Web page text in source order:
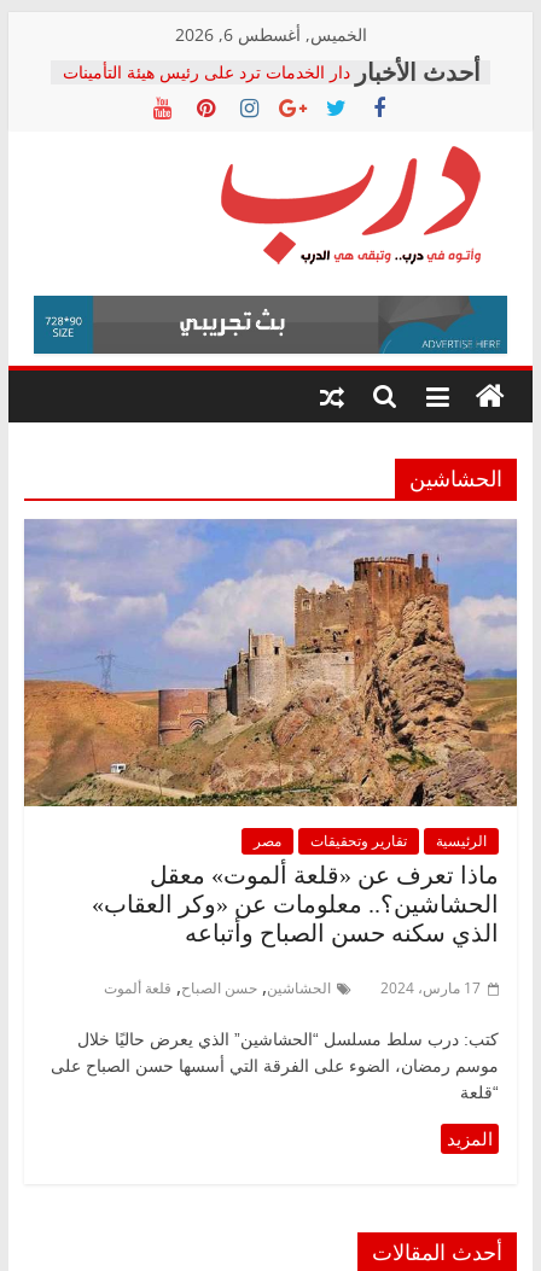
content
الخميس, أغسطس 6, 2026
دار الخدمات ترد على رئيس هيئة التأمينات
بعد مؤتمره الصحفي: إنكار الأزمة لا ينهي
معاناة أصحاب المعاشات.. ونطالب بكشف
فرحات سليمان يكتب: القطاع الصحي إلى
أين؟
حزب التحالف الشعبي يطلق لجنة “الحق
في الصحة” بالإسكندرية لرصد الانتهاكات
ودعم المرضى
الوزاري لمدينة الصحفيين.. وانتهاء أعمال
إنشاء المبنى الإداري
المجلس القومي لحقوق الإنسان يعلن
متابعة قضية الدكتور محمد زهران.. ويؤكد:
قرينة البراءة وضمانات المحاكمة العادلة
درب
وأتوه
درب..
وتبقى
هي
الحشاشين
الرئيسية تقارير وتحقيقات مصر
ماذا تعرف عن «قلعة ألموت» معقل
الحشاشين؟.. معلومات عن «وكر العقاب»
الذي سكنه حسن الصباح وأتباعه
17 مارس، 2024 الحشاشين, حسن الصباح, قلعة ألموت
كتب: درب سلط مسلسل “الحشاشين” الذي يعرض حاليًا خلال
موسم رمضان، الضوء على الفرقة التي أسسها حسن الصباح على
“قلعة
أحدث المقالات